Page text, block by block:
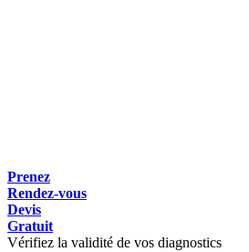
Prenez
Rendez-vous
Devis
Gratuit
Vérifiez la validité de vos diagnostics